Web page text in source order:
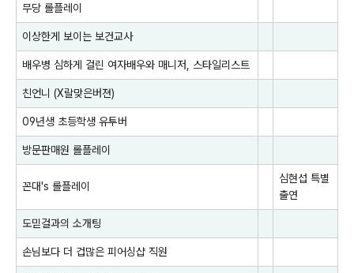
무당 롤플레이
이상한게 보이는 보건교사
배우병 심하게 걸린 여자배우와 매니저, 스타일리스트
친언니 (X랄맞은버젼)
09년생 초등학생 유투버
방문판매원 롤플레이
꼰대's 롤플레이
심현섭 특별
출연
도믿걸과의 소개팅
손님보다 더 겁많은 피어싱샵 직원